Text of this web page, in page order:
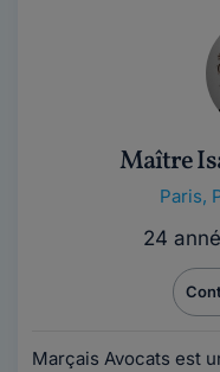
Maître
Paris,
24
Marçais Avocats est